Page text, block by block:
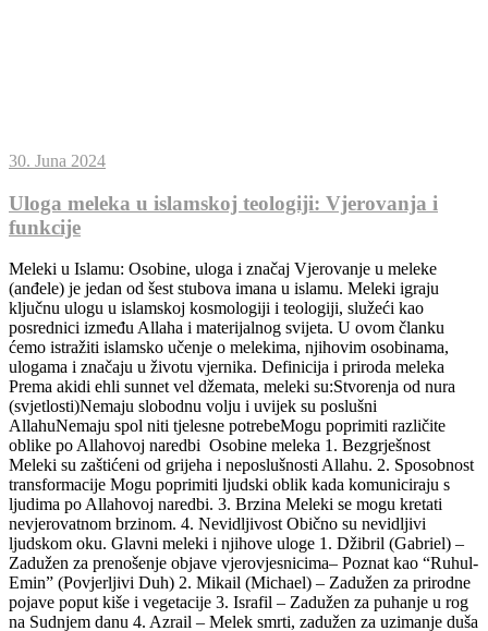
30. Juna 2024
Uloga meleka u islamskoj teologiji: Vjerovanja i
funkcije
Meleki u Islamu: Osobine, uloga i značaj Vjerovanje u meleke
(anđele) je jedan od šest stubova imana u islamu. Meleki igraju
ključnu ulogu u islamskoj kosmologiji i teologiji, služeći kao
posrednici između Allaha i materijalnog svijeta. U ovom članku
ćemo istražiti islamsko učenje o melekima, njihovim osobinama,
ulogama i značaju u životu vjernika. Definicija i priroda meleka
Prema akidi ehli sunnet vel džemata, meleki su:Stvorenja od nura
(svjetlosti)Nemaju slobodnu volju i uvijek su poslušni
AllahuNemaju spol niti tjelesne potrebeMogu poprimiti različite
oblike po Allahovoj naredbi Osobine meleka 1. Bezgrješnost
Meleki su zaštićeni od grijeha i neposlušnosti Allahu. 2. Sposobnost
transformacije Mogu poprimiti ljudski oblik kada komuniciraju s
ljudima po Allahovoj naredbi. 3. Brzina Meleki se mogu kretati
nevjerovatnom brzinom. 4. Nevidljivost Obično su nevidljivi
ljudskom oku. Glavni meleki i njihove uloge 1. Džibril (Gabriel) –
Zadužen za prenošenje objave vjerovjesnicima– Poznat kao “Ruhul-
Emin” (Povjerljivi Duh) 2. Mikail (Michael) – Zadužen za prirodne
pojave poput kiše i vegetacije 3. Israfil – Zadužen za puhanje u rog
na Sudnjem danu 4. Azrail – Melek smrti, zadužen za uzimanje duša